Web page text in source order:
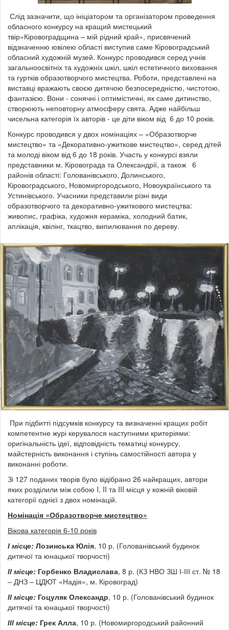
Слід зазначити, що ініціатором та організатором проведення
обласного конкурсу на кращий мистецький
твір«Кіровоградщина – мій рідний край», присвячений
відзначенню ювілею області виступив саме Кіровоградський
обласний художній музей. Конкурс проводився серед учнів
загальноосвітніх та художніх шкіл, шкіл естетичного виховання
та гуртків образотворчого мистецтва. Роботи, представлені на
виставці вражають своєю дитячою безпосередністю, чистотою,
фантазією. Вони - сонячні і оптимістичні, як саме дитинство,
створюють неповторну атмосферу свята. Адже найбільш
чисельна категорія їх авторів - це діти віком від 6 до 10 років.
Конкурс проводився у двох номінаціях – «Образотворче
мистецтво» та «Декоративно-ужиткове мистецтво», серед дітей
та молоді віком від 6 до 18 років. Участь у конкурсі взяли
представники м. Кіровограда та Олександрії, а також 6
районів області: Голованівського, Долинського,
Кіровоградського, Новомиргородського, Новоукраїнського та
Устинівського. Учасники представили різні види
образотворчого та декоративно-ужиткового мистецтва:
живопис, графіка, художня кераміка, холодний батик,
аплікація, квілінг, ткацтво, випилювання по дереву.
При підбитті підсумків конкурсу та визначенні кращих робіт
компетентне журі керувалося наступними критеріями:
оригінальність ідеї, відповідність тематиці конкурсу,
майстерність виконання і ступінь самостійності автора у
виконанні роботи.
Зі 127 поданих творів було відібрано 26 найкращих, автори
яких розділили між собою I, II та III місця у кожній віковій
категорії однієї з двох номінацій.
Номінація «Образотворче мистецтво»
Вікова категорія 6-10 років
І місце: Лозинська Юлія, 10 р. (Голованівський будинок
дитячої та юнацької творчості)
ІІ місце: Горбенко Владислава, 8 р. (КЗ НВО ЗШ І-ІІІ ст. № 18
– ДНЗ – ЦДЮТ «Надія», м. Кіровоград)
ІІ місце: Гоцуляк Олександр, 10 р. (Голованівський будинок
дитячої та юнацької творчості)
ІІІ місце: Грек Алла, 10 р. (Новомиргородський районний